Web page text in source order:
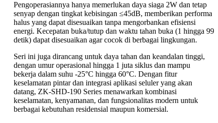
Pengoperasiannya hanya memerlukan daya siaga 2W dan tetap
senyap dengan tingkat kebisingan ≤45dB, memberikan performa
halus yang dapat disesuaikan tanpa mengorbankan efisiensi
energi. Kecepatan buka/tutup dan waktu tahan buka (1 hingga 99
detik) dapat disesuaikan agar cocok di berbagai lingkungan.
Seri ini juga dirancang untuk daya tahan dan keandalan tinggi,
dengan umur operasional hingga 1 juta siklus dan mampu
bekerja dalam suhu -25°C hingga 60°C. Dengan fitur
keselamatan pintar dan integrasi aplikasi seluler yang akan
datang, ZK-SHD-190 Series menawarkan kombinasi
keselamatan, kenyamanan, dan fungsionalitas modern untuk
berbagai kebutuhan residensial maupun komersial.